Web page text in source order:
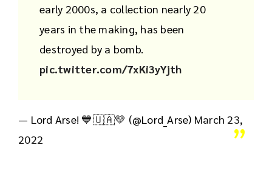
early 2000s, a collection nearly 20
years in the making, has been
destroyed by a bomb.
pic.twitter.com/7xKi3yYjth
— Lord Arse! 💙🇺🇦💛 (@Lord_Arse) March 23,
2022